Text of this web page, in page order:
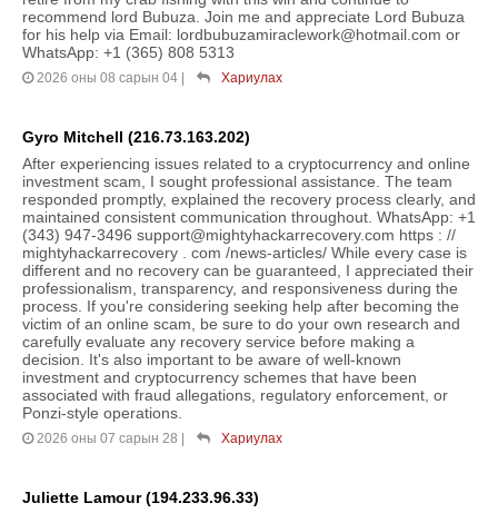
recommend lord Bubuza. Join me and appreciate Lord Bubuza
for his help via Email: lordbubuzamiraclework@hotmail.com or
WhatsApp: +1 (365) 808 5313
2026 оны 08 сарын 04 | Хариулах
Gyro Mitchell (216.73.163.202)
After experiencing issues related to a cryptocurrency and online
investment scam, I sought professional assistance. The team
responded promptly, explained the recovery process clearly, and
maintained consistent communication throughout. WhatsApp: +1
(343) 947-3496 support@mightyhackarrecovery.com https : //
mightyhackarrecovery . com /news-articles/ While every case is
different and no recovery can be guaranteed, I appreciated their
professionalism, transparency, and responsiveness during the
process. If you're considering seeking help after becoming the
victim of an online scam, be sure to do your own research and
carefully evaluate any recovery service before making a
decision. It's also important to be aware of well-known
investment and cryptocurrency schemes that have been
associated with fraud allegations, regulatory enforcement, or
Ponzi-style operations.
2026 оны 07 сарын 28 | Хариулах
Juliette Lamour (194.233.96.33)